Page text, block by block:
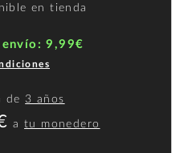
en tienda
9,99€
de 3 años
atu monedero